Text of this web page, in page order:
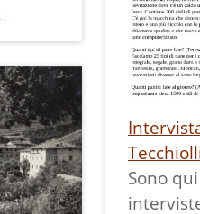
sul
ed il
Sono